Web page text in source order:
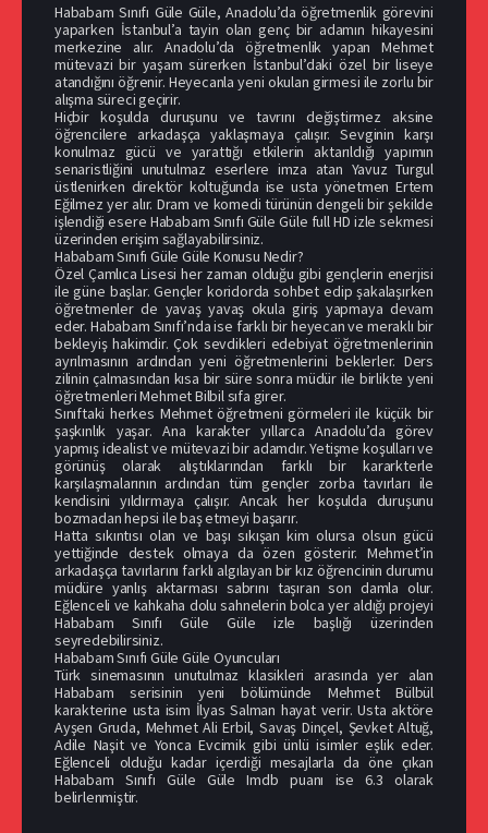
Hababam Sınıfı Güle Güle, Anadolu’da öğretmenlik görevini
yaparken İstanbul’a tayin olan genç bir adamın hikayesini
merkezine alır. Anadolu’da öğretmenlik yapan Mehmet
mütevazi bir yaşam sürerken İstanbul’daki özel bir liseye
atandığını öğrenir. Heyecanla yeni okulan girmesi ile zorlu bir
alışma süreci geçirir.
Hiçbir koşulda duruşunu ve tavrını değiştirmez aksine
öğrencilere arkadaşça yaklaşmaya çalışır. Sevginin karşı
konulmaz gücü ve yarattığı etkilerin aktarıldığı yapımın
senaristliğini unutulmaz eserlere imza atan Yavuz Turgul
üstlenirken direktör koltuğunda ise usta yönetmen Ertem
Eğilmez yer alır. Dram ve komedi türünün dengeli bir şekilde
işlendiği esere Hababam Sınıfı Güle Güle full HD izle sekmesi
üzerinden erişim sağlayabilirsiniz.
Hababam Sınıfı Güle Güle Konusu Nedir?
Özel Çamlıca Lisesi her zaman olduğu gibi gençlerin enerjisi
ile güne başlar. Gençler koridorda sohbet edip şakalaşırken
öğretmenler de yavaş yavaş okula giriş yapmaya devam
eder. Hababam Sınıfı’nda ise farklı bir heyecan ve meraklı bir
bekleyiş hakimdir. Çok sevdikleri edebiyat öğretmenlerinin
ayrılmasının ardından yeni öğretmenlerini beklerler. Ders
zilinin çalmasından kısa bir süre sonra müdür ile birlikte yeni
öğretmenleri Mehmet Bilbil sıfa girer.
Sınıftaki herkes Mehmet öğretmeni görmeleri ile küçük bir
şaşkınlık yaşar. Ana karakter yıllarca Anadolu’da görev
yapmış idealist ve mütevazi bir adamdır. Yetişme koşulları ve
görünüş olarak alıştıklarından farklı bir kararkterle
karşılaşmalarının ardından tüm gençler zorba tavırları ile
kendisini yıldırmaya çalışır. Ancak her koşulda duruşunu
bozmadan hepsi ile baş etmeyi başarır.
Hatta sıkıntısı olan ve başı sıkışan kim olursa olsun gücü
yettiğinde destek olmaya da özen gösterir. Mehmet’in
arkadaşça tavırlarını farklı algılayan bir kız öğrencinin durumu
müdüre yanlış aktarması sabrını taşıran son damla olur.
Eğlenceli ve kahkaha dolu sahnelerin bolca yer aldığı projeyi
Hababam Sınıfı Güle Güle izle başlığı üzerinden
seyredebilirsiniz.
Hababam Sınıfı Güle Güle Oyuncuları
Türk sinemasının unutulmaz klasikleri arasında yer alan
Hababam serisinin yeni bölümünde Mehmet Bülbül
karakterine usta isim İlyas Salman hayat verir. Usta aktöre
Ayşen Gruda, Mehmet Ali Erbil, Savaş Dinçel, Şevket Altuğ,
Adile Naşit ve Yonca Evcimik gibi ünlü isimler eşlik eder.
Eğlenceli olduğu kadar içerdiği mesajlarla da öne çıkan
Hababam Sınıfı Güle Güle Imdb puanı ise 6.3 olarak
belirlenmiştir.